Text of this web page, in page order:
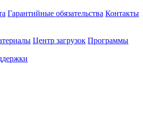
Гарантийные обязательства Контакты
Центр загрузок Программы